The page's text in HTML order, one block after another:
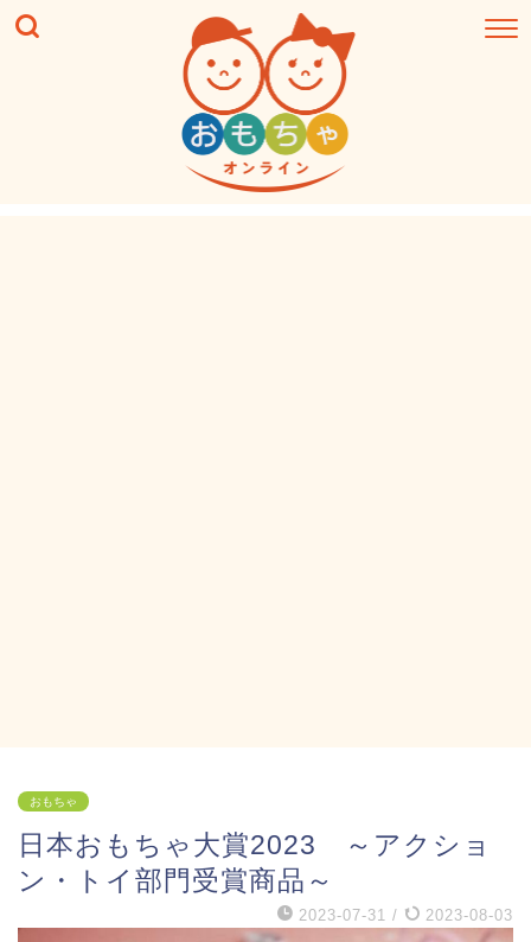
おもちゃ
日本おもちゃ大賞2023 ～アクショ
ン・トイ部門受賞商品～
2023-07-31 / 2023-08-03